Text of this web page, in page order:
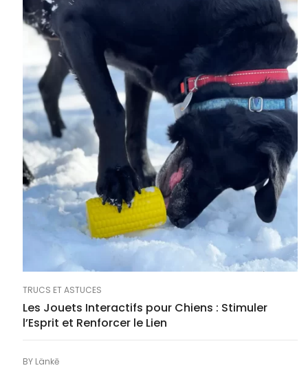
TRUCS ET ASTUCES
Les Jouets Interactifs pour Chiens : Stimuler
l’Esprit et Renforcer le Lien
BY Länkē